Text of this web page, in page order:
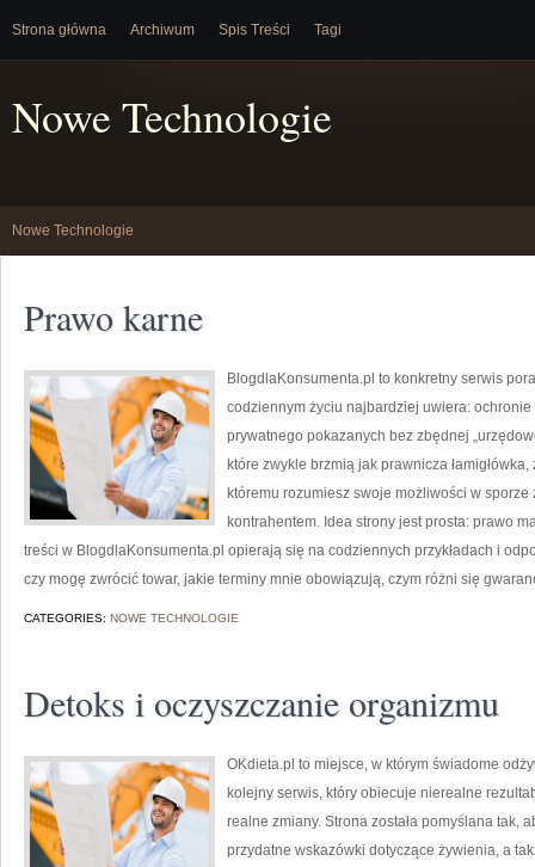
Strona główna Archiwum Spis Treści Tagi
Nowe Technologie
Nowe Technologie
Prawo karne
BlogdlaKonsumenta.pl to konkretny serwis
codziennym życiu najbardziej uwiera:
prywatnego pokazanych bez zbędnej
które zwykle brzmią jak prawnicza
któremu rozumiesz swoje możliwości w
kontrahentem. Idea strony jest prosta: prawo
treści w BlogdlaKonsumenta.pl opierają się na codziennych przykładach i
czy mogę zwrócić towar, jakie terminy mnie obowiązują, czym różni się
CATEGORIES: NOWE TECHNOLOGIE
Detoks i oczyszczanie organizmu
OKdieta.pl to miejsce, w którym świadome
kolejny serwis, który obiecuje nierealne
realne zmiany. Strona została pomyślana tak,
przydatne wskazówki dotyczące żywienia, a